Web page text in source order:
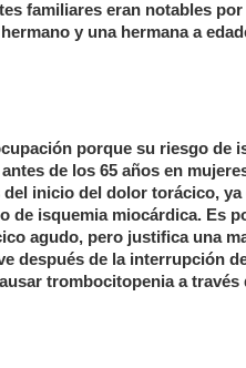
familiares eran notables
y una hermana a
porque su riesgo de
de los 65 años en
inicio del dolor torácico, ya
de isquemia miocárdica. Es
agudo, pero justifica una
después de la interrupción
trombocitopenia a